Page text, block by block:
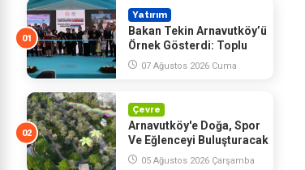
Yatırım
Bakan Tekin Arnavutköy’ü
Örnek Gösterdi: Toplu
Açılışta İş Birliği Vurgusu
07 Ağustos 2026 Cuma
Çevre
Arnavutköy'e Doğa, Spor
Ve Eğlenceyi Buluşturacak
Dev Proje: Macera Vadisi
05 Ağustos 2026 Çarşamba